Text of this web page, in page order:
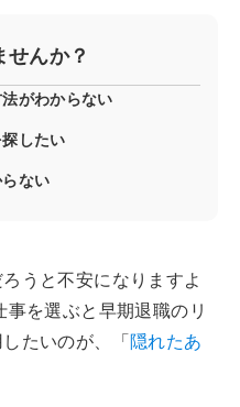
せんか？
がわからない
したい
ない
うと不安になりますよ
を選ぶと早期退職のリ
たいのが、「 隠れたあ